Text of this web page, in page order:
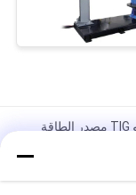
قوية 5000kg قطع آلة لحام مع الأسلاك الساخنة و TIG مصدر الطاقة
سلك ساخن TIG m نظام تغطية رأسية (VCS) آلة لحام سلك ساخن TIG